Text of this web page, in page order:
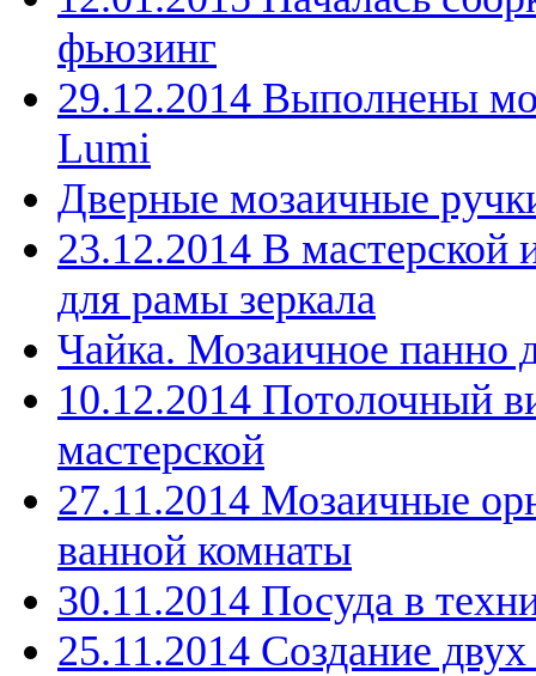
фьюзинг
29.12.2014 Выполнены
Lumi
Дверные мозаичные
23.12.2014 В мастерской
для рамы зеркала
Чайка. Мозаичное панно
10.12.2014 Потолочный
мастерской
27.11.2014 Мозаичные
ванной комнаты
30.11.2014 Посуда в
25.11.2014 Создание